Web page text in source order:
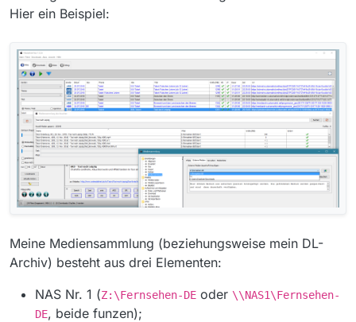
Hier ein Beispiel:
Meine Mediensammlung (beziehungsweise mein DL-
Archiv) besteht aus drei Elementen:
NAS Nr. 1 (Z:\Fernsehen-DE oder \\NAS1\Fernsehen-
DE, beide funzen);